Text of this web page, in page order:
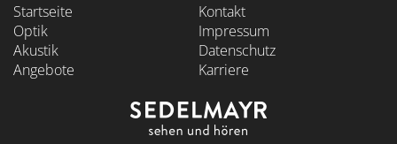
Startseite
Kontakt
Optik
Impressum
Akustik
Datenschutz
Angebote
Karriere
Kundenbewertungen und Erfahrungen zu
SEHR GUT